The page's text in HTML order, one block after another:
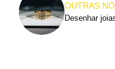
OUTRAS
Desenhar